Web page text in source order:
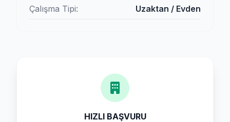
Çalışma Tipi: Uzaktan / Evden
HIZLI BAŞVURU